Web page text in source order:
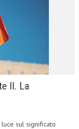
II. La
sul significato